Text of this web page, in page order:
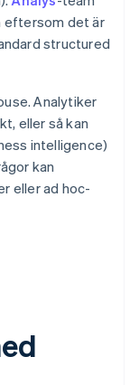
eftersom det är
structured
Analytiker
eller så kan
intelligence)
kan
eller ad hoc-